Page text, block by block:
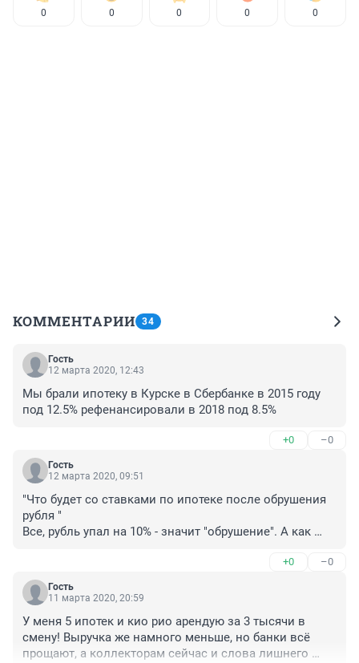
0 0 0 0 0
КОММЕНТАРИИ 34
Гость
12 марта 2020, 12:43
Мы брали ипотеку в Курске в Сбербанке в 2015 году
под 12.5% рефенансировали в 2018 под 8.5%
+0 –0
Гость
12 марта 2020, 09:51
"Что будет со ставками по ипотеке после обрушения
рубля "
Все, рубль упал на 10% - значит "обрушение". А как
+0 –0
Гость
11 марта 2020, 20:59
У меня 5 ипотек и кио рио арендую за 3 тысячи в
смену! Выручка же намного меньше, но банки всё
прощают, а коллекторам сейчас и слова лишнего